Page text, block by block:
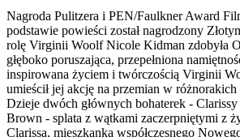
Nagroda Pulitzera i PEN/Faulkner Award
podstawie powieści został nagrodzony
rolę Virginii Woolf Nicole Kidman zdobyła
głęboko poruszająca, przepełniona
inspirowana życiem i twórczością Virginii
umieścił jej akcję na przemian w
Dzieje dwóch głównych bohaterek -
Brown - splata z wątkami zaczerpniętymi z
Clarissa, mieszkanka współczesnego